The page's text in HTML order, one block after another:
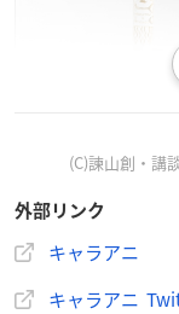
進撃
をイメージした
ァムが登場。
高級感溢れるブッ
をデザイン、
中蓋を外せば印象
り、小物入れとし
(C)諫山創・講
外部リンク
キャラアニ
キャラアニ